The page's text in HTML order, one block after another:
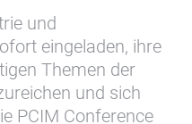
und
eingeladen, ihre
Themen der
und sich
PCIM Conference